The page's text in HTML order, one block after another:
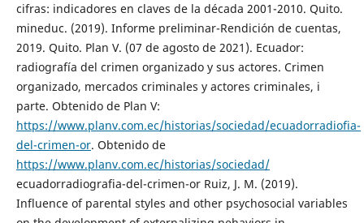
cifras: indicadores en claves de la década 2001-2010. Quito.
mineduc. (2019). Informe preliminar-Rendición de cuentas,
2019. Quito. Plan V. (07 de agosto de 2021). Ecuador:
radiografía del crimen organizado y sus actores. Crimen
organizado, mercados criminales y actores criminales, i
parte. Obtenido de Plan V:
https://www.planv.com.ec/historias/sociedad/ecuadorradiofia-
del-crimen-or. Obtenido de
https://www.planv.com.ec/historias/sociedad/
ecuadorradiografia-del-crimen-or Ruiz, J. M. (2019).
Influence of parental styles and other psychosocial variables